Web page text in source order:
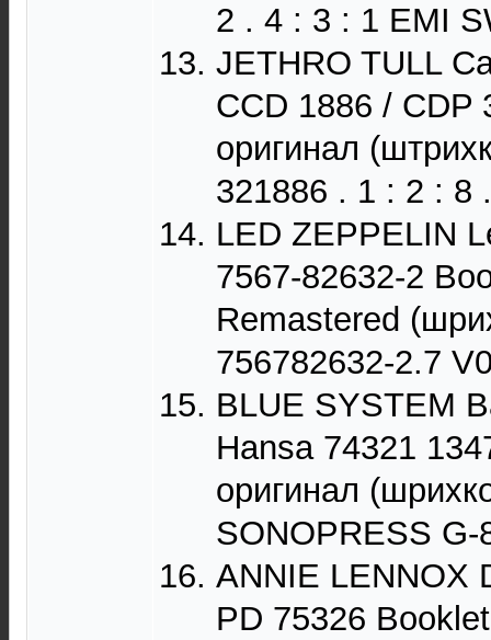
2 . 4 : 3 : 1 EMI
JETHRO TULL
CCD 1886 / CDP
оригинал
321886 . 1 : 2 : 8
LED ZEPPELIN
7567-82632-2
Remastered
756782632-2.7
BLUE SYSTEM
Hansa 74321
оригинал
SONOPRESS G-
ANNIE LENNOX
PD 75326